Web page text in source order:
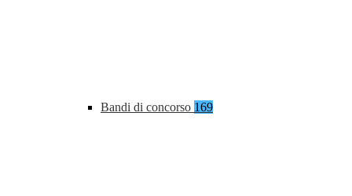
Bandi di concorso 169